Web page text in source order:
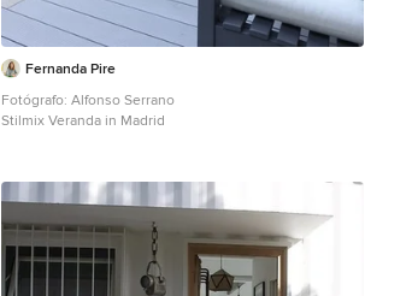
Fernanda Pire
Fotógrafo: Alfonso Serrano
Stilmix Veranda in Madrid